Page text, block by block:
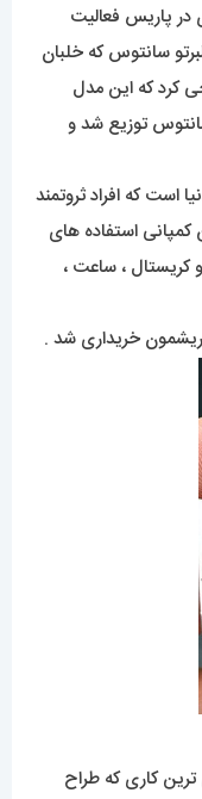
در پاریس فعالیت
سانتوس که خلبان
کرد که این مدل
مدل سانتوس توزیع شد و
است که افراد ثروتمند
استفاده های
کریستال ، ساعت ،
کاری که طراح